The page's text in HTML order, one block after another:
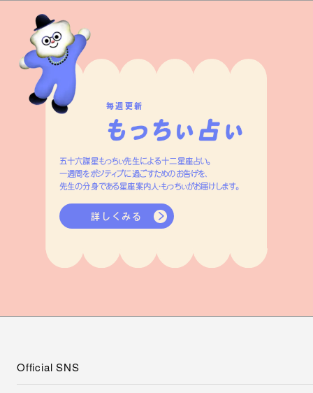
毎週更新
五十六謀星もっちぃ先生による十二星座占い。
一週間をポジティブに過ごすためのお告げを、
先生の分身である星座案内人・もっちぃがお届けします。
詳しくみる
Official SNS